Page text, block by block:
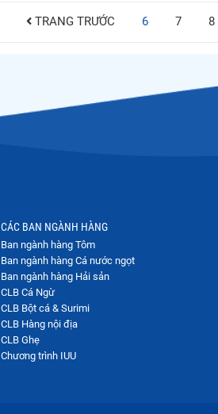
TRANG TRƯỚC 6 7 8
CÁC BAN NGÀNH HÀNG
Ban ngành hàng Tôm
Ban ngành hàng Cá nước ngọt
Ban ngành hàng Hải sản
CLB Cá Ngừ
CLB Bột cá & Surimi
CLB Hàng nội địa
CLB Ghẹ
Chương trình IUU